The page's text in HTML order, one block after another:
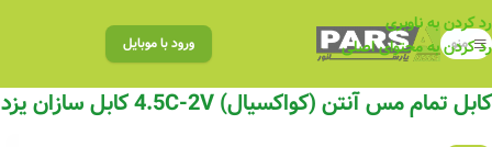
رد کردن به ناوبری
رد کردن به محتوای اصلی
منو ورود با موبایل
کابل تمام مس آنتن (کواکسیال) 4.5C-2V کابل سازان یزد